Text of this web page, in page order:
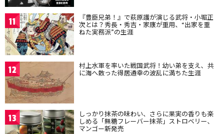
11 『豊臣兄弟！』で萩原護が演じる武将・小堀正
次とは？秀長・秀吉・家康が重用、“出家を重
ねた実務派”の生涯
12 村上水軍を率いた戦国武将！幼い弟を支え、共
に海へ散った得居通幸の波乱に満ちた生涯
13 しっかり抹茶の味わい、さらに果実の香りも楽
しめる「無糖フレーバー抹茶」ストロベリー、
マンゴー新発売